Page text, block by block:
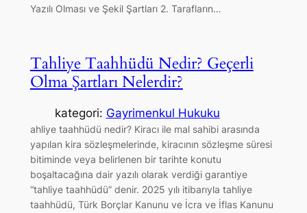
Yazılı Olması ve Şekil Şartları 2. Tarafların…
Tahliye Taahhüdü Nedir? Geçerli
Olma Şartları Nelerdir?
kategori: Gayrimenkul Hukuku
ahliye taahhüdü nedir? Kiracı ile mal sahibi arasında
yapılan kira sözleşmelerinde, kiracının sözleşme süresi
bitiminde veya belirlenen bir tarihte konutu
boşaltacağına dair yazılı olarak verdiği garantiye
“tahliye taahhüdü” denir. 2025 yılı itibarıyla tahliye
taahhüdü, Türk Borçlar Kanunu ve İcra ve İflas Kanunu